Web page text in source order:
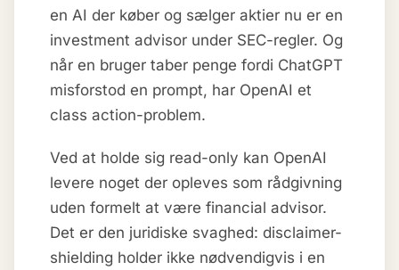
en AI der køber og sælger aktier nu er en
investment advisor under SEC-regler. Og
når en bruger taber penge fordi ChatGPT
misforstod en prompt, har OpenAI et
class action-problem.
Ved at holde sig read-only kan OpenAI
levere noget der opleves som rådgivning
uden formelt at være financial advisor.
Det er den juridiske svaghed: disclaimer-
shielding holder ikke nødvendigvis i en